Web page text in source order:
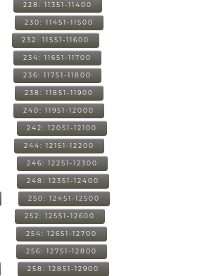
228: 11351-11400
230: 11451-11500
232: 11551-11600
234: 11651-11700
236: 11751-11800
238: 11851-11900
240: 11951-12000
242: 12051-12100
244: 12151-12200
246: 12251-12300
248: 12351-12400
250: 12451-12500
252: 12551-12600
254: 12651-12700
256: 12751-12800
258: 12851-12900